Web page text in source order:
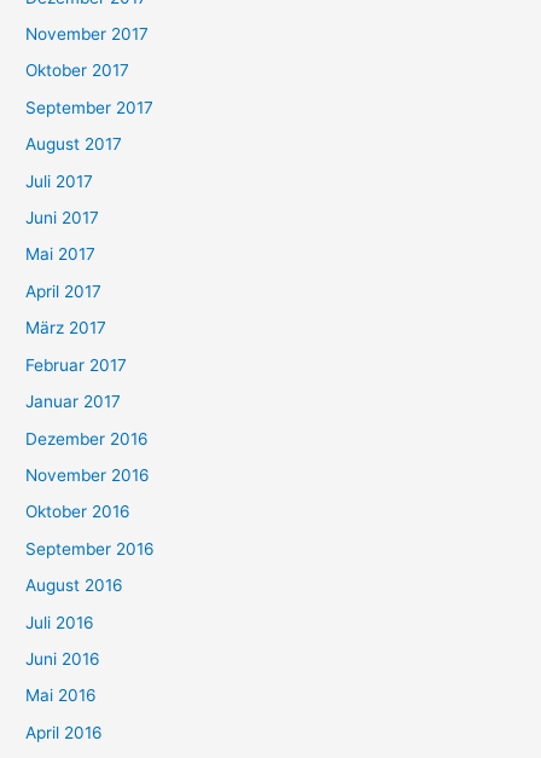
November 2017
Oktober 2017
September 2017
August 2017
Juli 2017
Juni 2017
Mai 2017
April 2017
März 2017
Februar 2017
Januar 2017
Dezember 2016
November 2016
Oktober 2016
September 2016
August 2016
Juli 2016
Juni 2016
Mai 2016
April 2016